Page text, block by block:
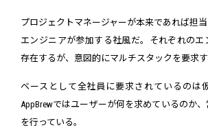
プロジェクトマネージャーが本来であれば担
エンジニアが参加する社風だ。それぞれのエ
存在するが、意図的にマルチスタックを要求す
ベースとして全社員に要求されているのは
AppBrewではユーザーが何を求めているのか
を行っている。